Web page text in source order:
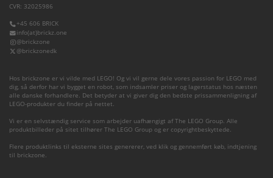
CVR: 32025986
+45 606 BRICK
info(at)brickz.one
@brickzone
@brickzonedk
Hos brickzone er vi vilde med LEGO! Og vi vil gerne dele vores passion for LEGO med
dig, så derfor har vi bygget en robot, som indsamler priser og lagerstatus hos næsten
alle danske forhandlere. Det betyder at vi giver dig den bedste prissammenligning af
LEGO-produkter du finder på nettet.
Vi er en selvstændig service som arbejder uafhængigt af The LEGO Group. Alle
produktbilleder på sitet tilhører The LEGO Group og er copyrightbeskyttede.
Flere produktlinks til eksterne sites genererer, ved klik og gennemført køb, indtjening
til brickzone.